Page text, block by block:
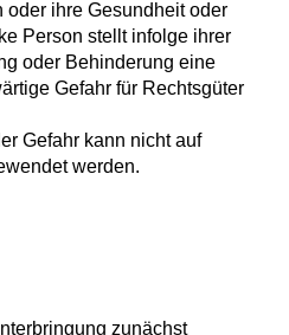
oder ihre Gesundheit oder
Person stellt infolge ihrer
oder Behinderung eine
Gefahr für Rechtsgüter
Gefahr kann nicht auf
werden.
zunächst